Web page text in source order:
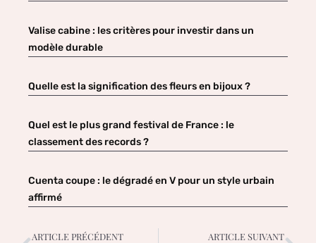
Valise cabine : les critères pour investir dans un
modèle durable
Quelle est la signification des fleurs en bijoux ?
Quel est le plus grand festival de France : le
classement des records ?
Cuenta coupe : le dégradé en V pour un style urbain
affirmé
ARTICLE PRÉCÉDENT ARTICLE SUIVANT